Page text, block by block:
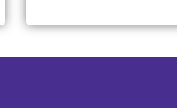
alimentos são nossa maior
alimentos, frutas, legumes e